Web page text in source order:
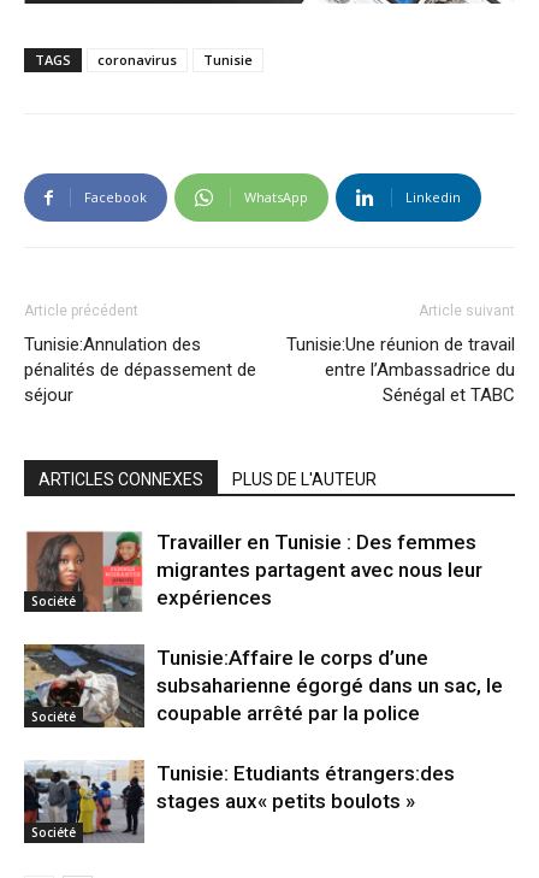
TAGS coronavirus Tunisie
Facebook WhatsApp Linkedin
Article précédent
Tunisie:Annulation des
pénalités de dépassement de
séjour
Article suivant
Tunisie:Une réunion de travail
entre l’Ambassadrice du
Sénégal et TABC
ARTICLES CONNEXES PLUS DE L'AUTEUR
Société
Travailler en Tunisie : Des femmes
migrantes partagent avec nous leur
expériences
Société
Tunisie:Affaire le corps d’une
subsaharienne égorgé dans un sac, le
coupable arrêté par la police
Société
Tunisie: Etudiants étrangers:des
stages aux« petits boulots »